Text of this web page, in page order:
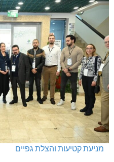
מניעת קטיעות והצלת גפיים